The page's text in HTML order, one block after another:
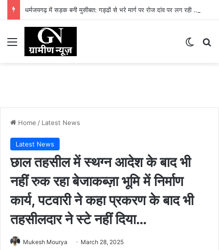
धर्मजयगढ़ में सड़क बनी मुसीबत: गड्ढों से भरे मार्ग पर रोज दांव पर लग रही लोगों की जान
Menu
Home / Latest News
Latest News
छाल तहसील में स्थग्न आदेश के बाद भी
नहीं रुक रहा बेजाकब्ज़ा भूमि में निर्माण
कार्य, पटवारी ने कहा प्रकरण के बाद भी
तहसीलदार ने स्टे नहीं दिया…
Mukesh Mourya March 28, 2025